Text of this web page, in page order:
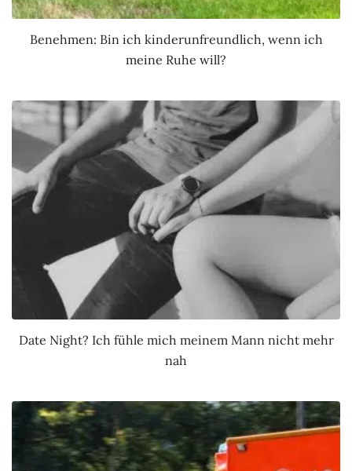
Benehmen: Bin ich kinderunfreundlich, wenn ich
meine Ruhe will?
Date Night? Ich fühle mich meinem Mann nicht mehr
nah